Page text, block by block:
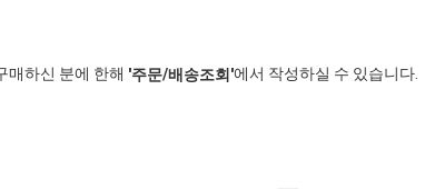
매하신 분에 한해 '주문/배송조회'에서 작성하실 수 있습니다.